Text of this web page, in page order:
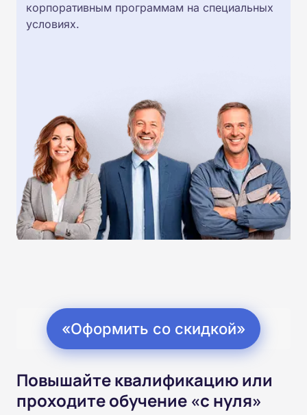
корпоративным программам на специальных
условиях.
«Оформить со скидкой»
Повышайте квалификацию или
проходите обучение «с нуля»